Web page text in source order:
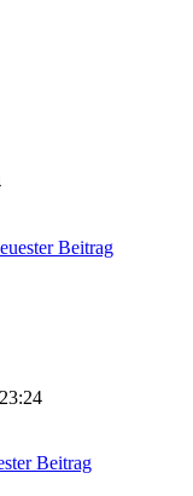
Beitrag
Beitrag